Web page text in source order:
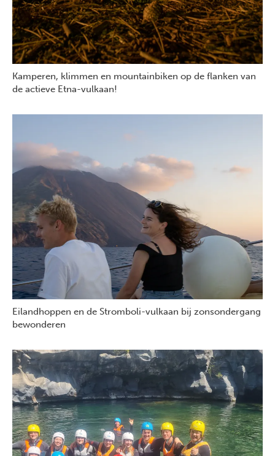
Kamperen, klimmen en mountainbiken op de flanken van
de actieve Etna-vulkaan!
Eilandhoppen en de Stromboli-vulkaan bij zonsondergang
bewonderen